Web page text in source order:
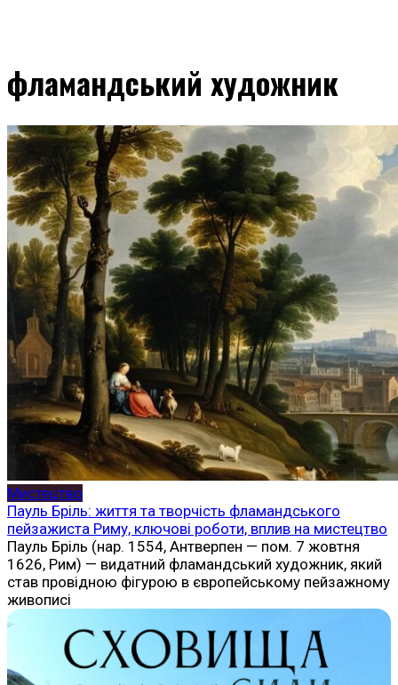
фламандський художник
Мистецтво
Пауль Бріль: життя та творчість фламандського
пейзажиста Риму, ключові роботи, вплив на мистецтво
Пауль Бріль (нар. 1554, Антверпен — пом. 7 жовтня
1626, Рим) — видатний фламандський художник, який
став провідною фігурою в європейському пейзажному
живописі